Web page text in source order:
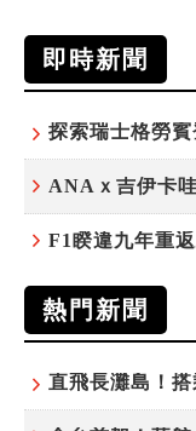
即時新聞
熱門新聞
直飛長灘島！